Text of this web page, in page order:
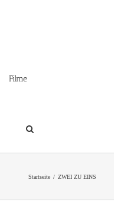
Filme
Startseite ZWEI ZU EINS